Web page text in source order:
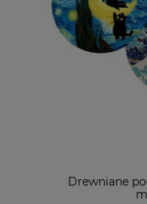
Drewniane